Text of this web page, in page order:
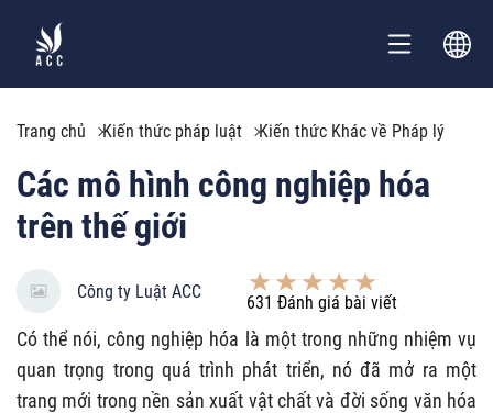
Trang chủ Kiến thức pháp luật Kiến thức Khác về Pháp lý
Các mô hình công nghiệp hóa
trên thế giới
Công ty Luật ACC
631 Đánh giá bài viết
Có thể nói, công nghiệp hóa là một trong những nhiệm vụ
quan trọng trong quá trình phát triển, nó đã mở ra một
trang mới trong nền sản xuất vật chất và đời sống văn hóa